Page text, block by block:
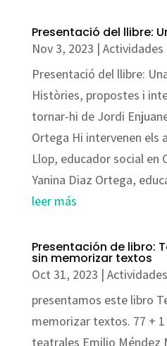
Presentació del llibre:
Nov 3, 2023 | Actividades
Presentació del llibre:
Històries, propostes i
tornar-hi de Jordi
Ortega Hi intervenen els
Llop, educador social en
Yanina Diaz Ortega,
leer más
Presentación de libro:
sin memorizar textos
Oct 31, 2023 | Actividades
presentamos este libro
memorizar textos. 77 +
teatrales Emilio Méndez